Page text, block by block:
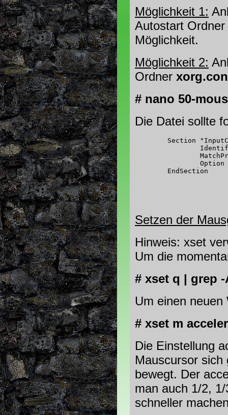
Möglichkeit 1:
Autostart
Möglichkeit.
Möglichkeit 2:
Ordner
# nano 50-
Die Datei sollte
Setzen der
Hinweis: xset
Um die
# xset q | grep
Um einen
# xset m
Die Einstellung
Mauscursor sich
bewegt. Der
man auch 1/2,
schneller